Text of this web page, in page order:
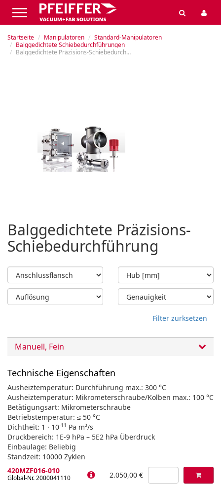
Startseite Manipulatoren
Standard-Manipulatoren
Balggedichtete Schiebedurchführungen
Balggedichtete Präzisions-Schiebedurchführung
Balggedichtete Präzisions-
Schiebedurchführung
Filter zurksetzen
Manuell, Fein
Technische Eigenschaften
Ausheiztemperatur: Durchführung max.: 300 °C
Ausheiztemperatur: Mikrometerschraube/Kolben max.: 100 °C
Betätigungsart: Mikrometerschraube
Betriebstemperatur: ≤ 50 °C
Dichtheit: 1 · 10-11 Pa m³/s
Druckbereich: 1E-9 hPa – 5E2 hPa Überdruck
Einbaulage: Beliebig
Standzeit: 10000 Zyklen
420MZF016-010
Global-Nr. 2000041110 2.050,00 €